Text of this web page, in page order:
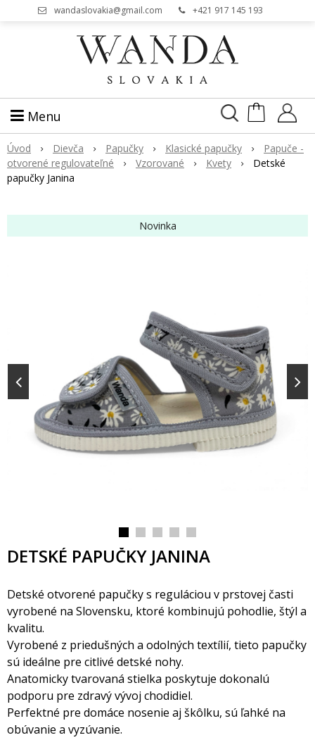
wandaslovakia@gmail.com +421 917 145 193
Menu
Úvod Dievča Papučky Klasické papučky
Papuče -
otvorené regulovateľné
Vzorované Kvety
Detské
papučky Janina
Novinka
DETSKÉ PAPUČKY JANINA
Detské otvorené papučky s reguláciou v prstovej časti
vyrobené na Slovensku, ktoré kombinujú pohodlie, štýl a
kvalitu.
Vyrobené z priedušných a odolných textílií, tieto papučky
sú ideálne pre citlivé detské nohy.
Anatomicky tvarovaná stielka poskytuje dokonalú
podporu pre zdravý vývoj chodidiel.
Perfektné pre domáce nosenie aj škôlku, sú ľahké na
obúvanie a vyzúvanie.